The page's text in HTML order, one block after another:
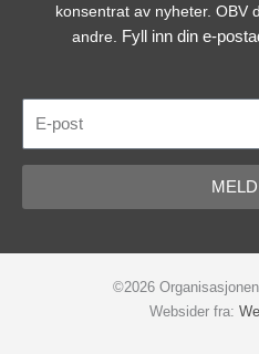
konsentrat av nyheter. OBV
andre. Fyll inn din e-
post
©2026
Websider fra: